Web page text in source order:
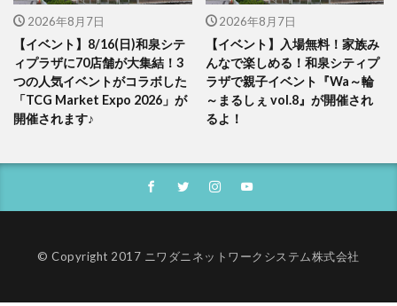
2026年8月7日
【イベント】8/16(日)和泉シテ
ィプラザに70店舗が大集結！3
つの人気イベントがコラボした
「TCG Market Expo 2026」が
開催されます♪
2026年8月7日
【イベント】入場無料！家族み
んなで楽しめる！和泉シティプ
ラザで親子イベント『Wa～輪
～まるしぇ vol.8』が開催され
るよ！
© Copyright 2017 ニワダニネットワークシステム株式会社